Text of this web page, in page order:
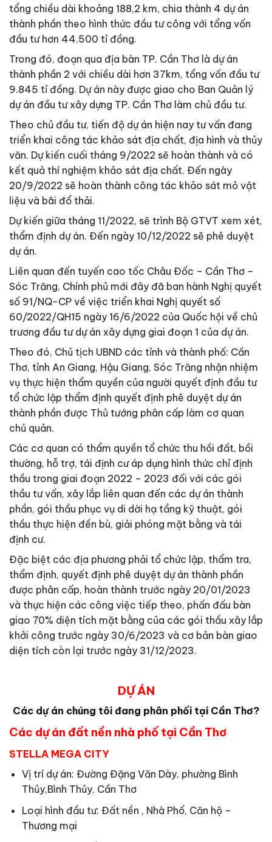
tổng chiều dài khoảng 188,2 km, chia thành 4 dự án
thành phần theo hình thức đầu tư công với tổng vốn
đầu tư hơn 44.500 tỉ đồng.
Trong đó, đoạn qua địa bàn TP. Cần Thơ là dự án
thành phần 2 với chiều dài hơn 37km, tổng vốn đầu tư
9.845 tỉ đồng. Dự án này được giao cho Ban Quản lý
dự án đầu tư xây dựng TP. Cần Thơ làm chủ đầu tư.
Theo chủ đầu tư, tiến độ dự án hiện nay tư vấn đang
triển khai công tác khảo sát địa chất, địa hình và thủy
văn. Dự kiến cuối tháng 9/2022 sẽ hoàn thành và có
kết quả thí nghiệm khảo sát địa chất. Đến ngày
20/9/2022 sẽ hoàn thành công tác khảo sát mỏ vật
liệu và bãi đổ thải.
Dự kiến giữa tháng 11/2022, sẽ trình Bộ GTVT xem xét,
thẩm định dự án. Đến ngày 10/12/2022 sẽ phê duyệt
dự án.
Liên quan đến tuyến cao tốc Châu Đốc – Cần Thơ –
Sóc Trăng, Chính phủ mới đây đã ban hành Nghị quyết
số 91/NQ-CP về việc triển khai Nghị quyết số
60/2022/QH15 ngày 16/6/2022 của Quốc hội về chủ
trương đầu tư dự án xây dựng giai đoạn 1 của dự án.
Theo đó, Chủ tịch UBND các tỉnh và thành phố: Cần
Thơ, tỉnh An Giang, Hậu Giang, Sóc Trăng nhận nhiệm
vụ thực hiện thẩm quyền của người quyết định đầu tư
tổ chức lập thẩm định quyết định phê duyệt dự án
thành phần được Thủ tướng phân cấp làm cơ quan
chủ quản.
Các cơ quan có thẩm quyền tổ chức thu hồi đất, bồi
thường, hỗ trợ, tái định cư áp dụng hình thức chỉ định
thầu trong giai đoạn 2022 – 2023 đối với các gói
thầu tư vấn, xây lắp liên quan đến các dự án thành
phần, gói thầu phục vụ di dời hạ tầng kỹ thuật, gói
thầu thực hiện đền bù, giải phóng mặt bằng và tái
định cư.
Đặc biệt các địa phương phải tổ chức lập, thẩm tra,
thẩm định, quyết định phê duyệt dự án thành phần
được phân cấp, hoàn thành trước ngày 20/01/2023
và thực hiện các công việc tiếp theo, phấn đấu bàn
giao 70% diện tích mặt bằng của các gói thầu xây lắp
khởi công trước ngày 30/6/2023 và cơ bản bàn giao
diện tích còn lại trước ngày 31/12/2023.
DỰ ÁN
Các dự án chúng tôi đang phân phối tại Cần Thơ?
Các dự án đất nền nhà phố tại Cần Thơ
STELLA MEGA CITY
Vị trí dự án: Đường Đặng Văn Dày, phường Bình
Thủy,Bình Thủy, Cần Thơ
Loại hình đầu tư: Đất nền , Nhà Phố, Căn hộ –
Thương mại